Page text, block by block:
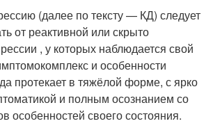
(далее по тексту — КД) следует
от реактивной или скрыто
, у которых наблюдается свой
и особенности
протекает в тяжёлой форме, с ярко
и полным осознанием со
особенностей своего состояния.